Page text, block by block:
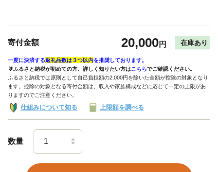
寄付金額 20,000円 在庫あり
一度に決済する返礼品数は３つ以内を推奨しております。
🔰ふるさと納税が初めての方、詳しく知りたい方はこちらでご確認ください。
ふるさと納税では原則として自己負担額の2,000円を除いた全額が控除の対象となり
ます。控除の対象となる寄付金額は、収入や家族構成などに応じて一定の上限があ
りますのでご注意ください。
仕組みについて知る 上限額を調べる
数量